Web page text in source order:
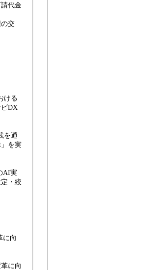
代金
交
ける
DX
を通
を実
AI実
・絞
に向
に向